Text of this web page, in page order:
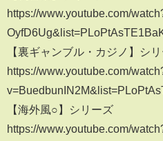
https://www.youtube.com/
【裏ギャンブル・カジノ】シ
https://www.youtube.com/
【海外風○】シリーズ
https://www.youtube.com/